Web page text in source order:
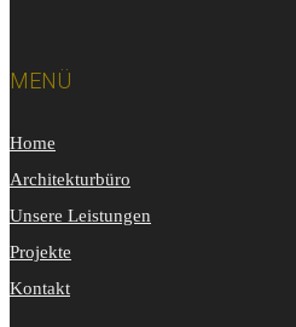
MENÜ
Home
Architekturbüro
Unsere Leistungen
Projekte
Kontakt